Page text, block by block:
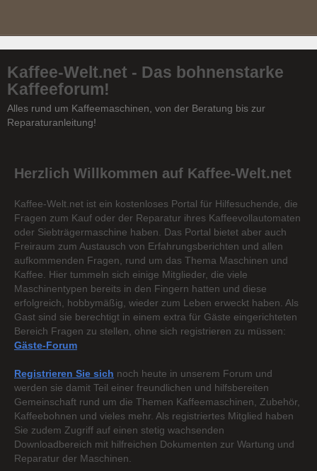
Kaffee-Welt.net - Das bohnenstarke
Kaffeeforum!
Alles rund um Kaffeemaschinen, von der Beratung bis zur
Reparaturanleitung!
Herzlich Willkommen auf Kaffee-Welt.net
Kaffee-Welt.net ist ein kostenloses Portal für Hilfesuchende, die
Fragen zum Kauf oder der Reparatur ihres Kaffeevollautomaten
oder Siebträgermaschine haben. Das Portal bietet aber auch
Freiraum zum Austausch von Erfahrungsberichten und allen
aufkommenden Fragen, rund um das Thema Maschinen und
Kaffee. Hier tummeln sich einige Mitglieder, die viele
Maschinentypen bereits in den Fingern hatten und diese
erfolgreich, hobbymäßig, wieder zum Leben erweckt haben. Als
Gast sind sie berechtigt in einem extra für Gäste eingerichteten
Bereich Fragen zu stellen, ohne sich registrieren zu müssen:
Gäste-Forum
Registrieren Sie sich noch heute in unserem Forum und
werden sie damit Teil einer freundlichen und hilfsbereiten
Gemeinschaft rund um die Themen Kaffeemaschinen, Zubehör,
Kaffeebohnen und vieles mehr. Als registriertes Mitglied haben
Sie zudem Zugriff auf einen stetig wachsenden
Downloadbereich mit hilfreichen Dokumenten zur Wartung und
Reparatur der Maschinen.